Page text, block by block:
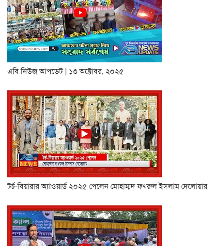
এবি নিউজ আপডেট | ১৩ অক্টোবর, ২০২৫
টর্চ-বিয়ারার অ্যাওয়ার্ড ২০২৫ পেলেন মোহাম্মদ ফখরুল ইসলাম দেলোয়ার